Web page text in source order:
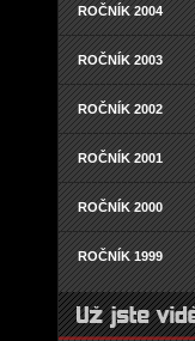
ROČNÍK 2004
ROČNÍK 2003
ROČNÍK 2002
ROČNÍK 2001
ROČNÍK 2000
ROČNÍK 1999